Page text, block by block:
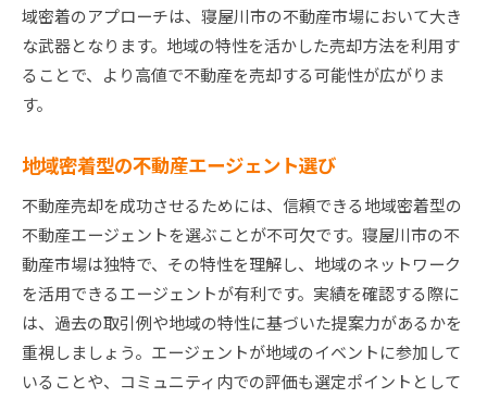
域密着のアプローチは、寝屋川市の不動産市場において大き
な武器となります。地域の特性を活かした売却方法を利用す
ることで、より高値で不動産を売却する可能性が広がりま
す。
地域密着型の不動産エージェント選び
不動産売却を成功させるためには、信頼できる地域密着型の
不動産エージェントを選ぶことが不可欠です。寝屋川市の不
動産市場は独特で、その特性を理解し、地域のネットワーク
を活用できるエージェントが有利です。実績を確認する際に
は、過去の取引例や地域の特性に基づいた提案力があるかを
重視しましょう。エージェントが地域のイベントに参加して
いることや、コミュニティ内での評価も選定ポイントとして